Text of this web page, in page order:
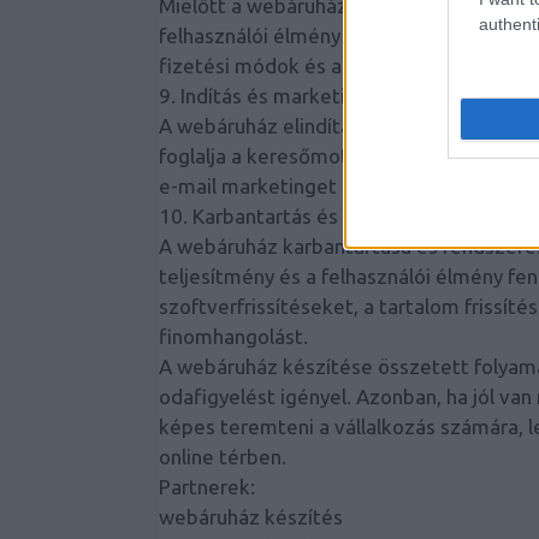
Mielőtt a webáruház élőbe menne,
felhasználói élmény és
a biztonság
fizetési módok és a mobilkompatibilitás
9. Indítás és marketing
A webáruház elindítása után fontos egy
foglalja a keresőmotor-optimalizálást
e-mail marketinget a márka
10. Karbantartás és frissítés
A webáruház karbantartása és
teljesítmény és a felhasználói élmény
szoftverfrissítéseket, a tartalom
finomhangolást.
A webáruház készítése összetett
odafigyelést igényel. Azonban, ha jól
képes teremteni a vállalkozás számára,
online térben.
Partnerek:
webáruház készítés